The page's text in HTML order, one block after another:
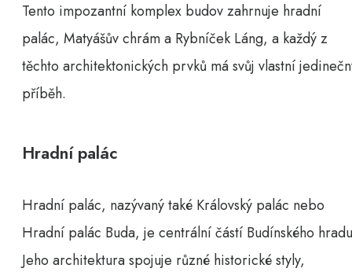
Tento impozantní komplex budov zahrnuje hradní
palác, Matyášův chrám a Rybníček Láng, a každý z
těchto architektonických prvků má svůj vlastní
příběh.
Hradní palác
Hradní palác, nazývaný také Královský palác nebo
Hradní palác Buda, je centrální částí Budínského
Jeho architektura spojuje různé historické styly,